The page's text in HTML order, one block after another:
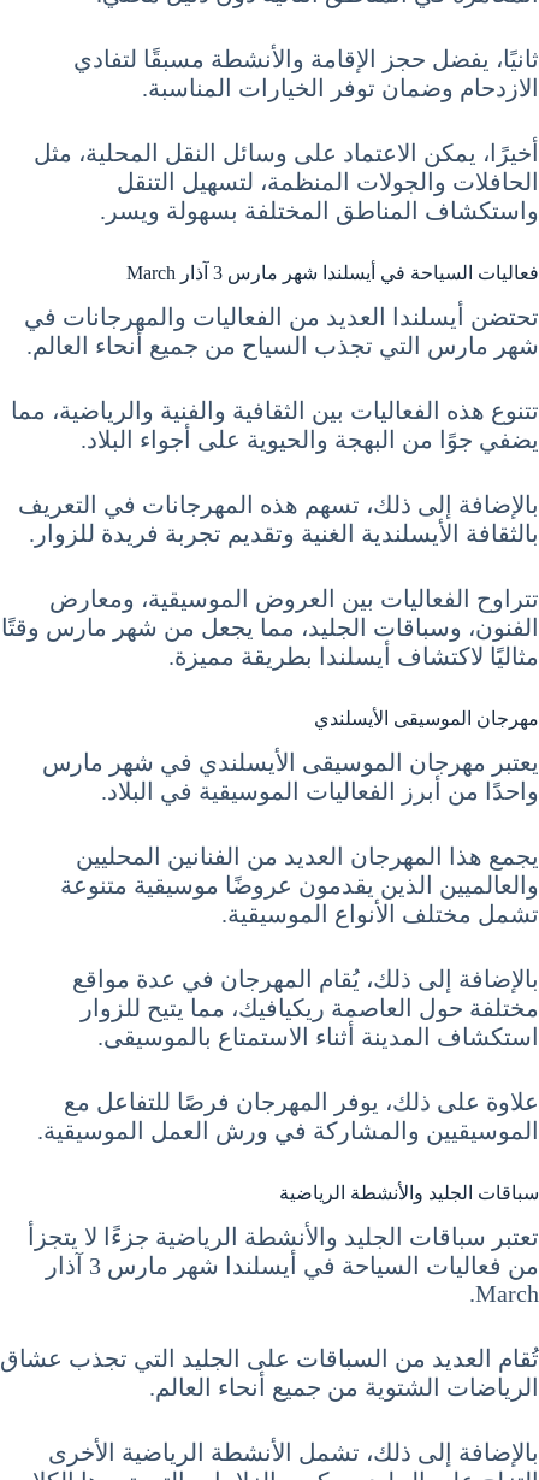
ثانيًا، يفضل حجز الإقامة والأنشطة مسبقًا لتفادي
الازدحام وضمان توفر الخيارات المناسبة.
أخيرًا، يمكن الاعتماد على وسائل النقل المحلية، مثل
الحافلات والجولات المنظمة، لتسهيل التنقل
واستكشاف المناطق المختلفة بسهولة ويسر.
فعاليات السياحة في أيسلندا شهر مارس 3 آذار March
تحتضن أيسلندا العديد من الفعاليات والمهرجانات في
شهر مارس التي تجذب السياح من جميع أنحاء العالم.
تتنوع هذه الفعاليات بين الثقافية والفنية والرياضية، مما
يضفي جوًا من البهجة والحيوية على أجواء البلاد.
بالإضافة إلى ذلك، تسهم هذه المهرجانات في التعريف
بالثقافة الأيسلندية الغنية وتقديم تجربة فريدة للزوار.
تتراوح الفعاليات بين العروض الموسيقية، ومعارض
الفنون، وسباقات الجليد، مما يجعل من شهر مارس وقتًا
مثاليًا لاكتشاف أيسلندا بطريقة مميزة.
مهرجان الموسيقى الأيسلندي
يعتبر مهرجان الموسيقى الأيسلندي في شهر مارس
واحدًا من أبرز الفعاليات الموسيقية في البلاد.
يجمع هذا المهرجان العديد من الفنانين المحليين
والعالميين الذين يقدمون عروضًا موسيقية متنوعة
تشمل مختلف الأنواع الموسيقية.
بالإضافة إلى ذلك، يُقام المهرجان في عدة مواقع
مختلفة حول العاصمة ريكيافيك، مما يتيح للزوار
استكشاف المدينة أثناء الاستمتاع بالموسيقى.
علاوة على ذلك، يوفر المهرجان فرصًا للتفاعل مع
الموسيقيين والمشاركة في ورش العمل الموسيقية.
سباقات الجليد والأنشطة الرياضية
تعتبر سباقات الجليد والأنشطة الرياضية جزءًا لا يتجزأ
من فعاليات السياحة في أيسلندا شهر مارس 3 آذار
March.
تُقام العديد من السباقات على الجليد التي تجذب عشاق
الرياضات الشتوية من جميع أنحاء العالم.
بالإضافة إلى ذلك، تشمل الأنشطة الرياضية الأخرى